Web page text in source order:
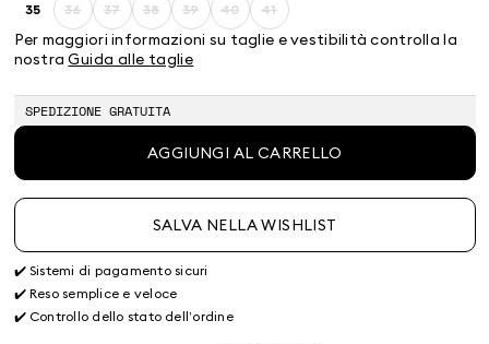
35Taglia:
36Taglia:
36
Prodotto
terminato
37Taglia:
37
Prodotto
terminato
38Taglia:
38
Prodotto
terminato
39Taglia:
39
Prodotto
terminato
40Taglia:
40
Prodotto
41Taglia:
41
Prodotto
Per maggiori informazioni su taglie e vestibilità controlla la
nostraGuida alle taglie
SPEDIZIONE GRATUITA
AGGIUNGI AL CARRELLO
SALVA NELLA WISHLIST
✔️ Sistemi di pagamento sicuri
✔️ Reso semplice e veloce
✔️ Controllo dello stato dell’ordine